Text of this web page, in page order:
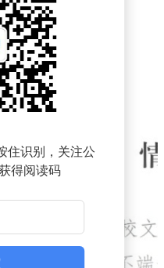
住识别，关注公
得阅读码